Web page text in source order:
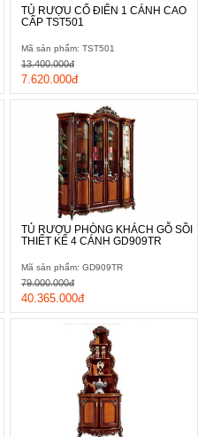
TỦ RƯỢU CỔ ĐIỂN 1 CÁNH CAO
CẤP TST501
Mã sản phẩm: TST501
7.620.000đ
13.400.000đ
TỦ RƯỢU PHÒNG KHÁCH GỖ SỒI
THIẾT KẾ 4 CÁNH GD909TR
Mã sản phẩm: GD909TR
40.365.000đ
79.000.000đ